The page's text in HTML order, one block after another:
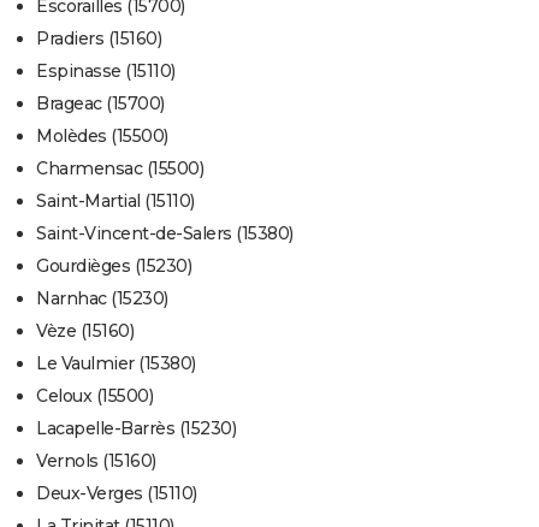
Escorailles (15700)
Pradiers (15160)
Espinasse (15110)
Brageac (15700)
Molèdes (15500)
Charmensac (15500)
Saint-Martial (15110)
Saint-Vincent-de-Salers (15380)
Gourdièges (15230)
Narnhac (15230)
Vèze (15160)
Le Vaulmier (15380)
Celoux (15500)
Lacapelle-Barrès (15230)
Vernols (15160)
Deux-Verges (15110)